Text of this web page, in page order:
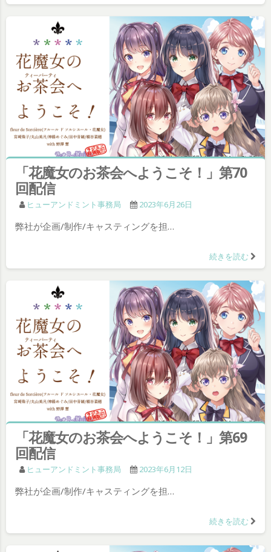
「花魔女のお茶会へようこそ！」第70
回配信
ヒューアンドミント事務局 2023年6月26日
弊社が企画/制作/キャスティングを担…
続きを読む
「花魔女のお茶会へようこそ！」第69
回配信
ヒューアンドミント事務局 2023年6月12日
弊社が企画/制作/キャスティングを担…
続きを読む